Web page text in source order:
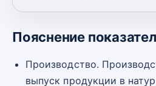
Пояснение
Производство.
выпуск продукции в